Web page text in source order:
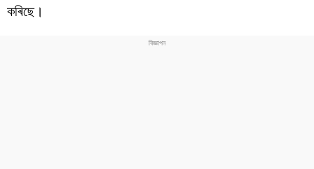
কৰিছে।